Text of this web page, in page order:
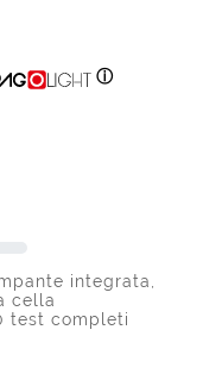
ⓘ
integrata,
cella
test completi